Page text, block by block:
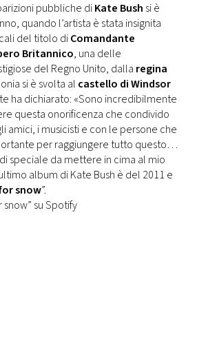
pubbliche diKate Bush si è
quando l’artista è stata insignita
del titolo diComandante
Britannico, una delle
del Regno Unito, dalla regina
si è svolta al castello di Windsor
ha dichiarato: «Sono incredibilmente
questa onorificenza che condivido
amici, i musicisti e con le persone che
per raggiungere tutto questo…
speciale da mettere in cima al mio
album di Kate Bush è del 2011 e
snow”.
su Spotify